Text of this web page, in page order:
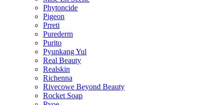
Phytoncide
Pigeon
Prreti
Purederm
Purito
Pyunkang Yul
Real Beauty
Realskin
Richenna
Rivecowe Beyond Beauty
Rocket Soap